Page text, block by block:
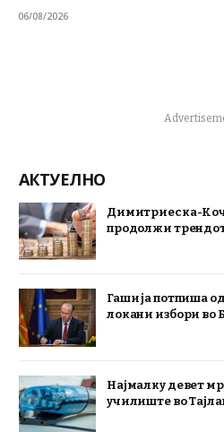
06/08/2026
АКТУЕЛНО
Димитриеска-
продолжи
Гаши ја потпиша
локани избори во
Најмалку девет
училиште во